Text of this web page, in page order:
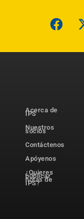
Acerca de
IPS
Nuestros
socios
Contáctenos
Apóyenos
¿Quieres
publicar
notas de
IPS?